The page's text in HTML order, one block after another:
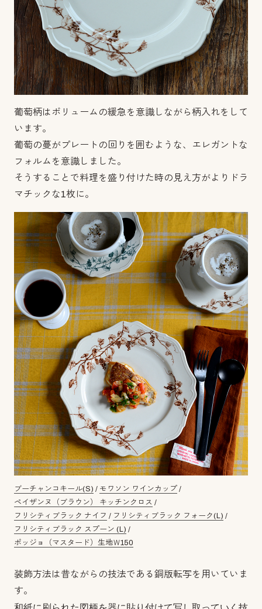
葡萄柄はボリュームの緩急を意識しながら柄入れをして
います。
葡萄の蔓がプレートの回りを囲むような、エレガントな
フォルムを意識しました。
そうすることで料理を盛り付けた時の見え方がよりドラ
マチックな1枚に。
ブーチャンコキール(S) / モワソン ワインカップ /
ペイザンヌ（ブラウン） キッチンクロス /
フリシティブラック ナイフ / フリシティブラック フォーク(L) /
フリシティブラック スプーン (L) /
ポッジョ（マスタード）生地Ｗ150
装飾方法は昔ながらの技法である銅版転写を用いていま
す。